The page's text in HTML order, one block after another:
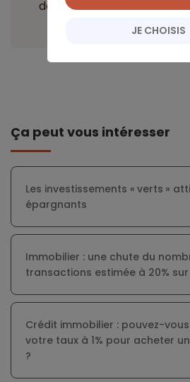
des avantages fiscaux du
Ça peut vous intéresser
Les investissements « verts »
épargnants
Immobilier : une chute du
transactions estimée à 20%
Crédit immobilier : pouvez-
votre taux à 1% pour acheter
?
JE CHOISIS